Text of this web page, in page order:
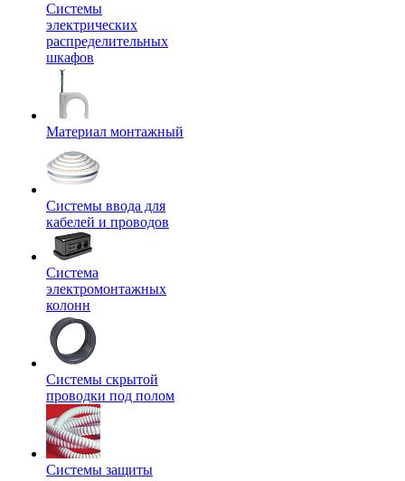
Системы
электрических
распределительных
шкафов
Материал монтажный
Системы ввода для
кабелей и проводов
Система
электромонтажных
колонн
Системы скрытой
проводки под полом
Системы защиты